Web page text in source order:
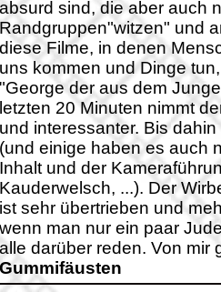
absurd sind, die aber auch
Randgruppen"witzen" und
diese Filme, in denen
uns kommen und Dinge
"George der aus dem
letzten 20 Minuten nimmt
und interessanter. Bis
(und einige haben es auch
Inhalt und der
Kauderwelsch, ...). Der
ist sehr übertrieben und
wenn man nur ein paar
alle darüber reden. Von mir
Gummifäusten